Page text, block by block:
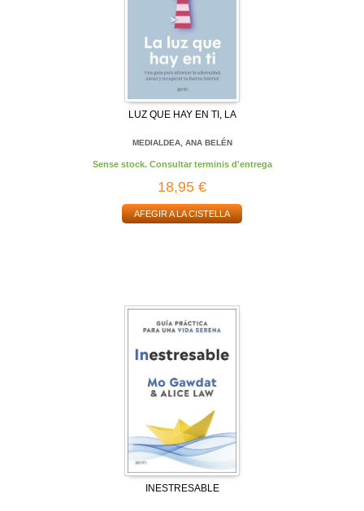
LUZ QUE HAY EN TI, LA
MEDIALDEA, ANA BELÉN
Sense stock. Consultar terminis d'entrega
18,95 €
AFEGIR A LA CISTELLA
INESTRESABLE